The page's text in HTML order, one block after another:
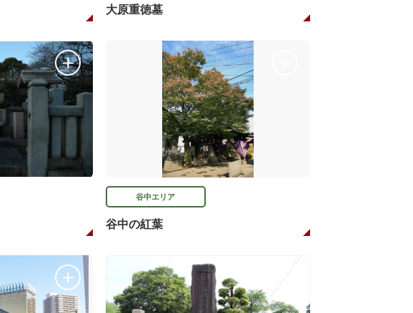
大原重徳墓
谷中エリア
谷中の紅葉